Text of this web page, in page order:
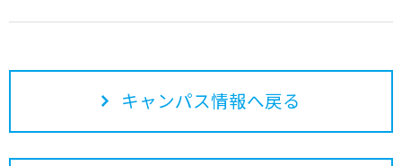
キャンパス情報へ戻る